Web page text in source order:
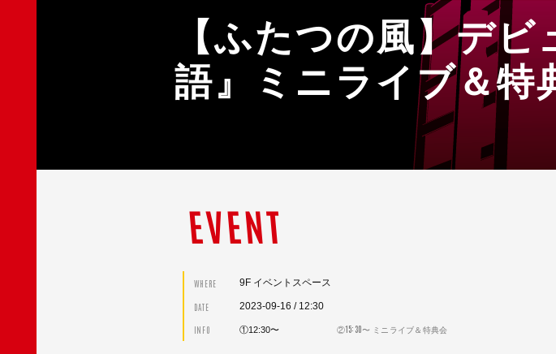
【ふたつの風】デ
語』ミニライブ＆特
EVENT
WHERE 9F イベントスペース
DATE 2023-09-16 / 12:30
INFO ①12:30〜 ②15:30〜 ミニライブ＆特典会